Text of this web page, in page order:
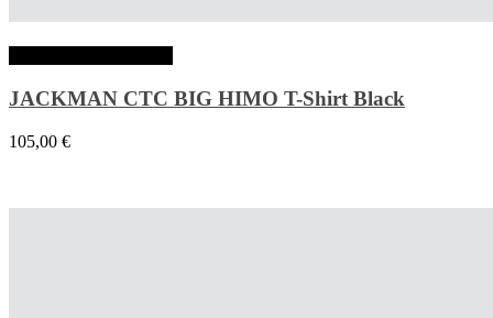
JACKMAN CTC BIG HIMO T-Shirt Black
105,00 €